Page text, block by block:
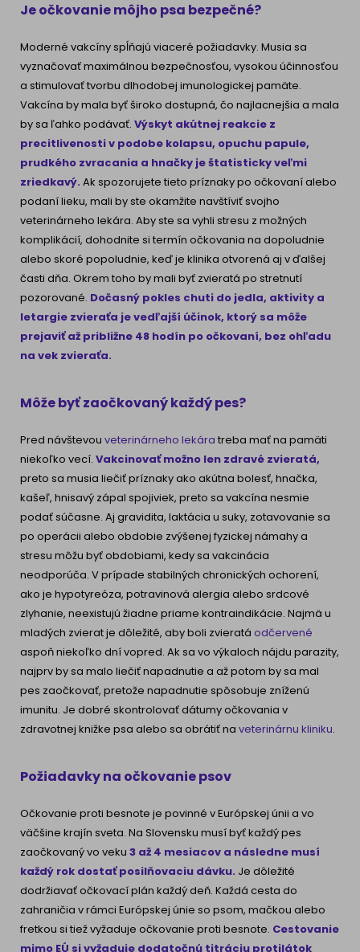
Je očkovanie môjho psa bezpečné?
Moderné vakcíny spĺňajú viaceré požiadavky. Musia sa
vyznačovať maximálnou bezpečnosťou, vysokou účinnosťou
a stimulovať tvorbu dlhodobej imunologickej pamäte.
Vakcína by mala byť široko dostupná, čo najlacnejšia a mala
by sa ľahko podávať. Výskyt akútnej reakcie z
precitlivenosti v podobe kolapsu, opuchu papule,
prudkého zvracania a hnačky je štatisticky veľmi
zriedkavý. Ak spozorujete tieto príznaky po očkovaní alebo
podaní lieku, mali by ste okamžite navštíviť svojho
veterinárneho lekára. Aby ste sa vyhli stresu z možných
komplikácií, dohodnite si termín očkovania na dopoludnie
alebo skoré popoludnie, keď je klinika otvorená aj v ďalšej
časti dňa. Okrem toho by mali byť zvieratá po stretnutí
pozorované. Dočasný pokles chuti do jedla, aktivity a
letargie zvieraťa je vedľajší účinok, ktorý sa môže
prejaviť až približne 48 hodín po očkovaní, bez ohľadu
na vek zvieraťa.
Môže byť zaočkovaný každý pes?
Pred návštevou veterinárneho lekára treba mať na pamäti
niekoľko vecí. Vakcinovať možno len zdravé zvieratá,
preto sa musia liečiť príznaky ako akútna bolesť, hnačka,
kašeľ, hnisavý zápal spojiviek, preto sa vakcína nesmie
podať súčasne. Aj gravidita, laktácia u suky, zotavovanie sa
po operácii alebo obdobie zvýšenej fyzickej námahy a
stresu môžu byť obdobiami, kedy sa vakcinácia
neodporúča. V prípade stabilných chronických ochorení,
ako je hypotyreóza, potravinová alergia alebo srdcové
zlyhanie, neexistujú žiadne priame kontraindikácie. Najmä u
mladých zvierat je dôležité, aby boli zvieratá odčervené
aspoň niekoľko dní vopred. Ak sa vo výkaloch nájdu parazity,
najprv by sa malo liečiť napadnutie a až potom by sa mal
pes zaočkovať, pretože napadnutie spôsobuje zníženú
imunitu. Je dobré skontrolovať dátumy očkovania v
zdravotnej knižke psa alebo sa obrátiť na veterinárnu kliniku.
Požiadavky na očkovanie psov
Očkovanie proti besnote je povinné v Európskej únii a vo
väčšine krajín sveta. Na Slovensku musí byť každý pes
zaočkovaný vo veku 3 až 4 mesiacov a následne musí
každý rok dostať posilňovaciu dávku. Je dôležité
dodržiavať očkovací plán každý deň. Každá cesta do
zahraničia v rámci Európskej únie so psom, mačkou alebo
fretkou si tiež vyžaduje očkovanie proti besnote. Cestovanie
mimo EÚ si vyžaduje dodatočnú titráciu protilátok